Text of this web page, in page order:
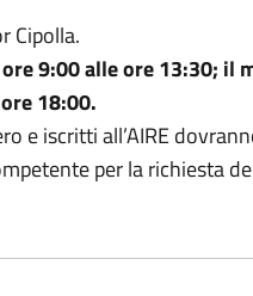
Cipolla.
9:00 alle ore 13:30; il
18:00.
e iscritti all’AIRE
per la richiesta